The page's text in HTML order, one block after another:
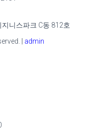
니스파크 C동 812호
| admin